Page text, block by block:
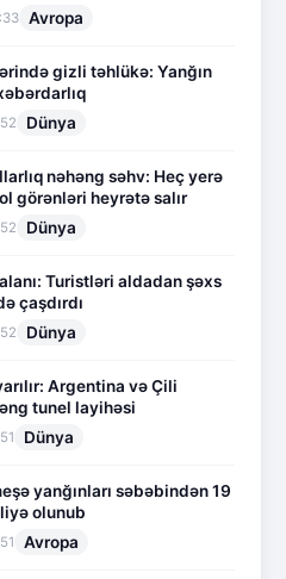
Avropa
gizli təhlükə: Yanğın
Dünya
nəhəng səhv: Heç yerə
görənləri heyrətə salır
Dünya
Turistləri aldadan şəxs
çaşdırdı
Dünya
Argentina və Çili
tunel layihəsi
Dünya
yanğınları səbəbindən 19
olunub
Avropa